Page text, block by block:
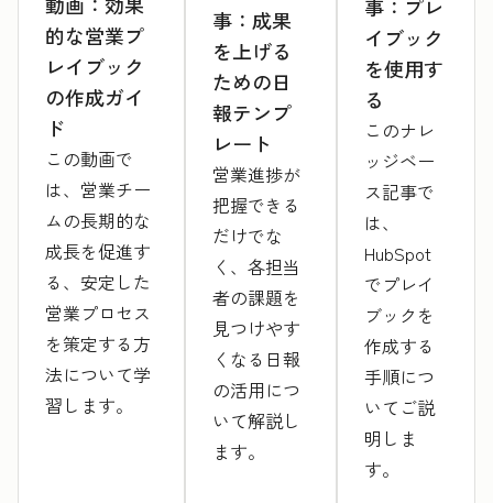
的な営業プ
レイブック
の作成ガイ
ド
この動画で
は、営業チー
ムの長期的な
成長を促進す
る、安定した
営業プロセス
を策定する方
法について学
習します。
事：成果
を上げる
ための日
報テンプ
レート
営業進捗が
把握できる
だけでな
く、各担当
者の課題を
見つけやす
くなる日報
の活用につ
いて解説し
ます。
事：プレ
イブック
を使用す
る
このナレ
ッジベー
ス記事で
は、
HubSpot
でプレイ
ブックを
作成する
手順につ
いてご説
明しま
す。